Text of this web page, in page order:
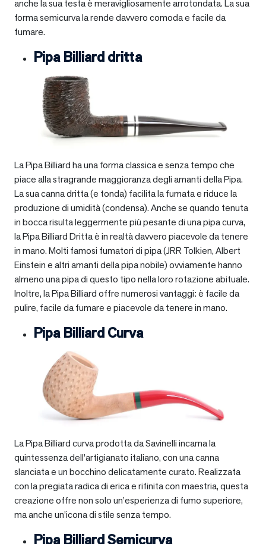
anche la sua testa è meravigliosamente arrotondata. La sua
forma semicurva la rende davvero comoda e facile da
fumare.
Pipa Billiard dritta
La Pipa Billiard ha una forma classica e senza tempo che
piace alla stragrande maggioranza degli amanti della Pipa.
La sua canna dritta (e tonda) facilita la fumata e riduce la
produzione di umidità (condensa). Anche se quando tenuta
in bocca risulta leggermente più pesante di una pipa curva,
la Pipa Billiard Dritta è in realtà davvero piacevole da tenere
in mano. Molti famosi fumatori di pipa (JRR Tolkien, Albert
Einstein e altri amanti della pipa nobile) ovviamente hanno
almeno una pipa di questo tipo nella loro rotazione abituale.
Inoltre, la Pipa Billiard offre numerosi vantaggi: è facile da
pulire, facile da fumare e piacevole da tenere in mano.
Pipa Billiard Curva
La Pipa Billiard curva prodotta da Savinelli incarna la
quintessenza dell’artigianato italiano, con una canna
slanciata e un bocchino delicatamente curato. Realizzata
con la pregiata radica di erica e rifinita con maestria, questa
creazione offre non solo un’esperienza di fumo superiore,
ma anche un’icona di stile senza tempo.
Pipa Billiard Semicurva